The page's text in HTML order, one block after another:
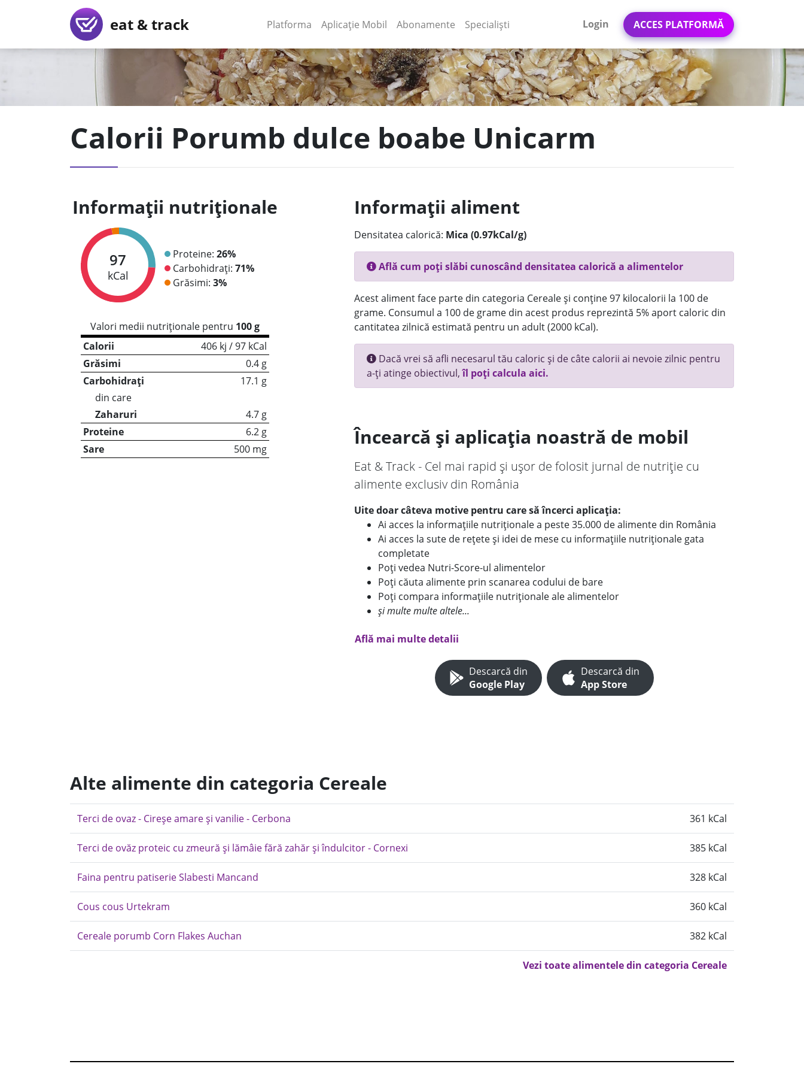
eat & track Platforma (current)
Aplicație Mobil (current)
Abonamente Specialiști Login ACCES PLATFORMĂ
Calorii Porumb dulce boabe Unicarm
Informații nutriționale
97
kCal
Proteine: 26%
Carbohidrați: 71%
Grăsimi: 3%
Valori medii nutriționale pentru 100 g
Calorii
406 kj / 97 kCal
Grăsimi
0.4 g
Carbohidrați
17.1 g
din care
Zaharuri
4.7 g
Proteine
6.2 g
Sare
500 mg
Informații aliment
Densitatea calorică: Mica (0.97kCal/g)
Află cum poți slăbi cunoscând densitatea calorică a alimentelor
Acest aliment face parte din categoria Cereale și conține 97 kilocalorii la 100 de
grame. Consumul a 100 de grame din acest produs reprezintă 5% aport caloric din
cantitatea zilnică estimată pentru un adult (2000 kCal).
Dacă vrei să afli necesarul tău caloric și de câte calorii ai nevoie zilnic pentru
a-ți atinge obiectivul,îl poți calcula aici.
Încearcă și aplicația noastră de mobil
Eat & Track - Cel mai rapid și ușor de folosit jurnal de nutriție cu
alimente exclusiv din România
Uite doar câteva motive pentru care să încerci aplicația:
Ai acces la informațiile nutriționale a peste 35.000 de alimente din România
Ai acces la sute de rețete și idei de mese cu informațiile nutriționale gata
completate
Poți vedea Nutri-Score-ul alimentelor
Poți căuta alimente prin scanarea codului de bare
Poți compara informațiile nutriționale ale alimentelor
și multe multe altele...
Află mai multe detalii
Descarcă din
Google Play
Descarcă din
App Store
Alte alimente din categoria Cereale
Terci de ovaz - Cireșe amare și vanilie - Cerbona 361 kCal
Terci de ovăz proteic cu zmeură și lămâie fără zahăr și îndulcitor - Cornexi 385 kCal
Faina pentru patiserie Slabesti Mancand 328 kCal
Cous cous Urtekram 360 kCal
Cereale porumb Corn Flakes Auchan 382 kCal
Vezi toate alimentele din categoria Cereale